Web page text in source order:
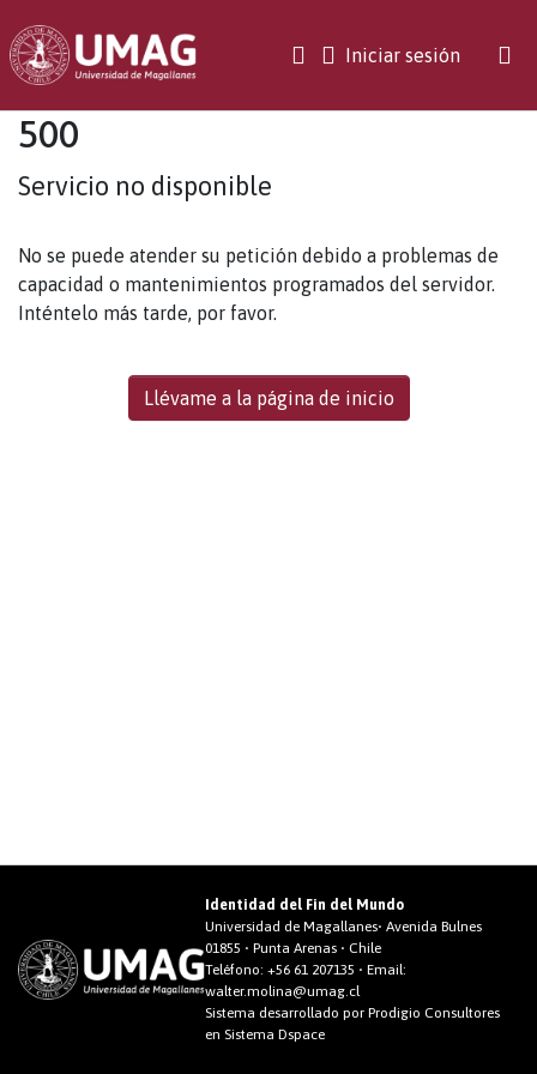
Iniciar sesión(current)
500
Servicio no disponible
No se puede atender su petición debido a problemas de
capacidad o mantenimientos programados del servidor.
Inténtelo más tarde, por favor.
Llévame a la página de inicio
Identidad del Fin del Mundo
Universidad de Magallanes• Avenida Bulnes
01855 • Punta Arenas • Chile
Teléfono:+56 61 207135 • Email:
walter.molina@umag.cl
Sistema desarrollado por Prodigio Consultores
en Sistema Dspace